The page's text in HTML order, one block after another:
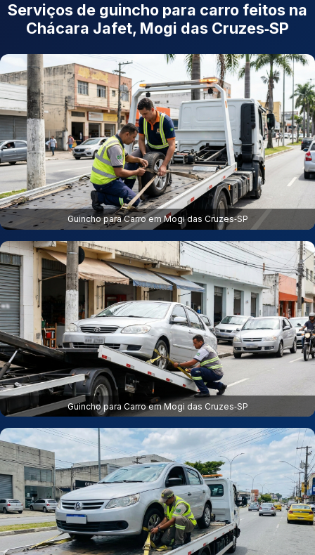
Serviços de guincho para carro feitos na
Chácara Jafet, Mogi das Cruzes‑SP
Guincho para Carro em Mogi das Cruzes‑SP
Guincho para Carro em Mogi das Cruzes‑SP